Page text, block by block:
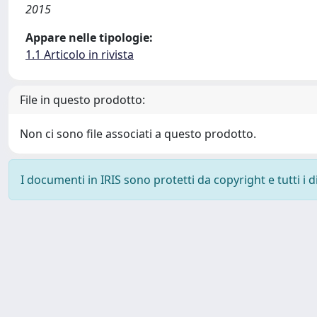
2015
Appare nelle tipologie:
1.1 Articolo in rivista
File in questo prodotto:
Non ci sono file associati a questo prodotto.
I documenti in IRIS sono protetti da copyright e tutti i